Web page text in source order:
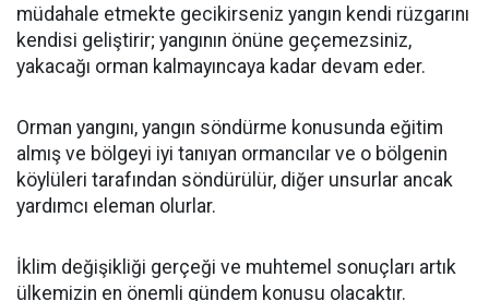
müdahale etmekte gecikirseniz yangın kendi rüzgarını
kendisi geliştirir; yangının önüne geçemezsiniz,
yakacağı orman kalmayıncaya kadar devam eder.
Orman yangını, yangın söndürme konusunda eğitim
almış ve bölgeyi iyi tanıyan ormancılar ve o bölgenin
köylüleri tarafından söndürülür, diğer unsurlar ancak
yardımcı eleman olurlar.
İklim değişikliği gerçeği ve muhtemel sonuçları artık
ülkemizin en önemli gündem konusu olacaktır.